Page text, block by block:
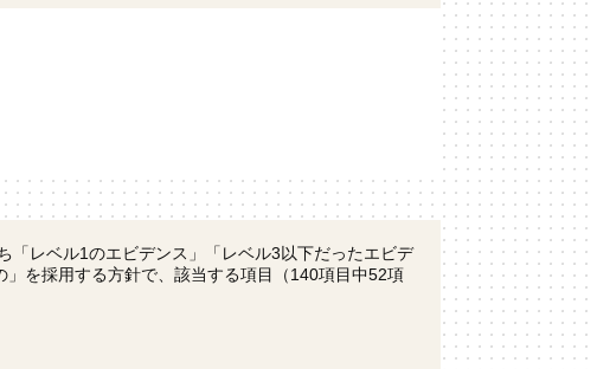
レベル1のエビデンス」「レベル3以下だったエビデ
を採用する方針で、該当する項目（140項目中52項